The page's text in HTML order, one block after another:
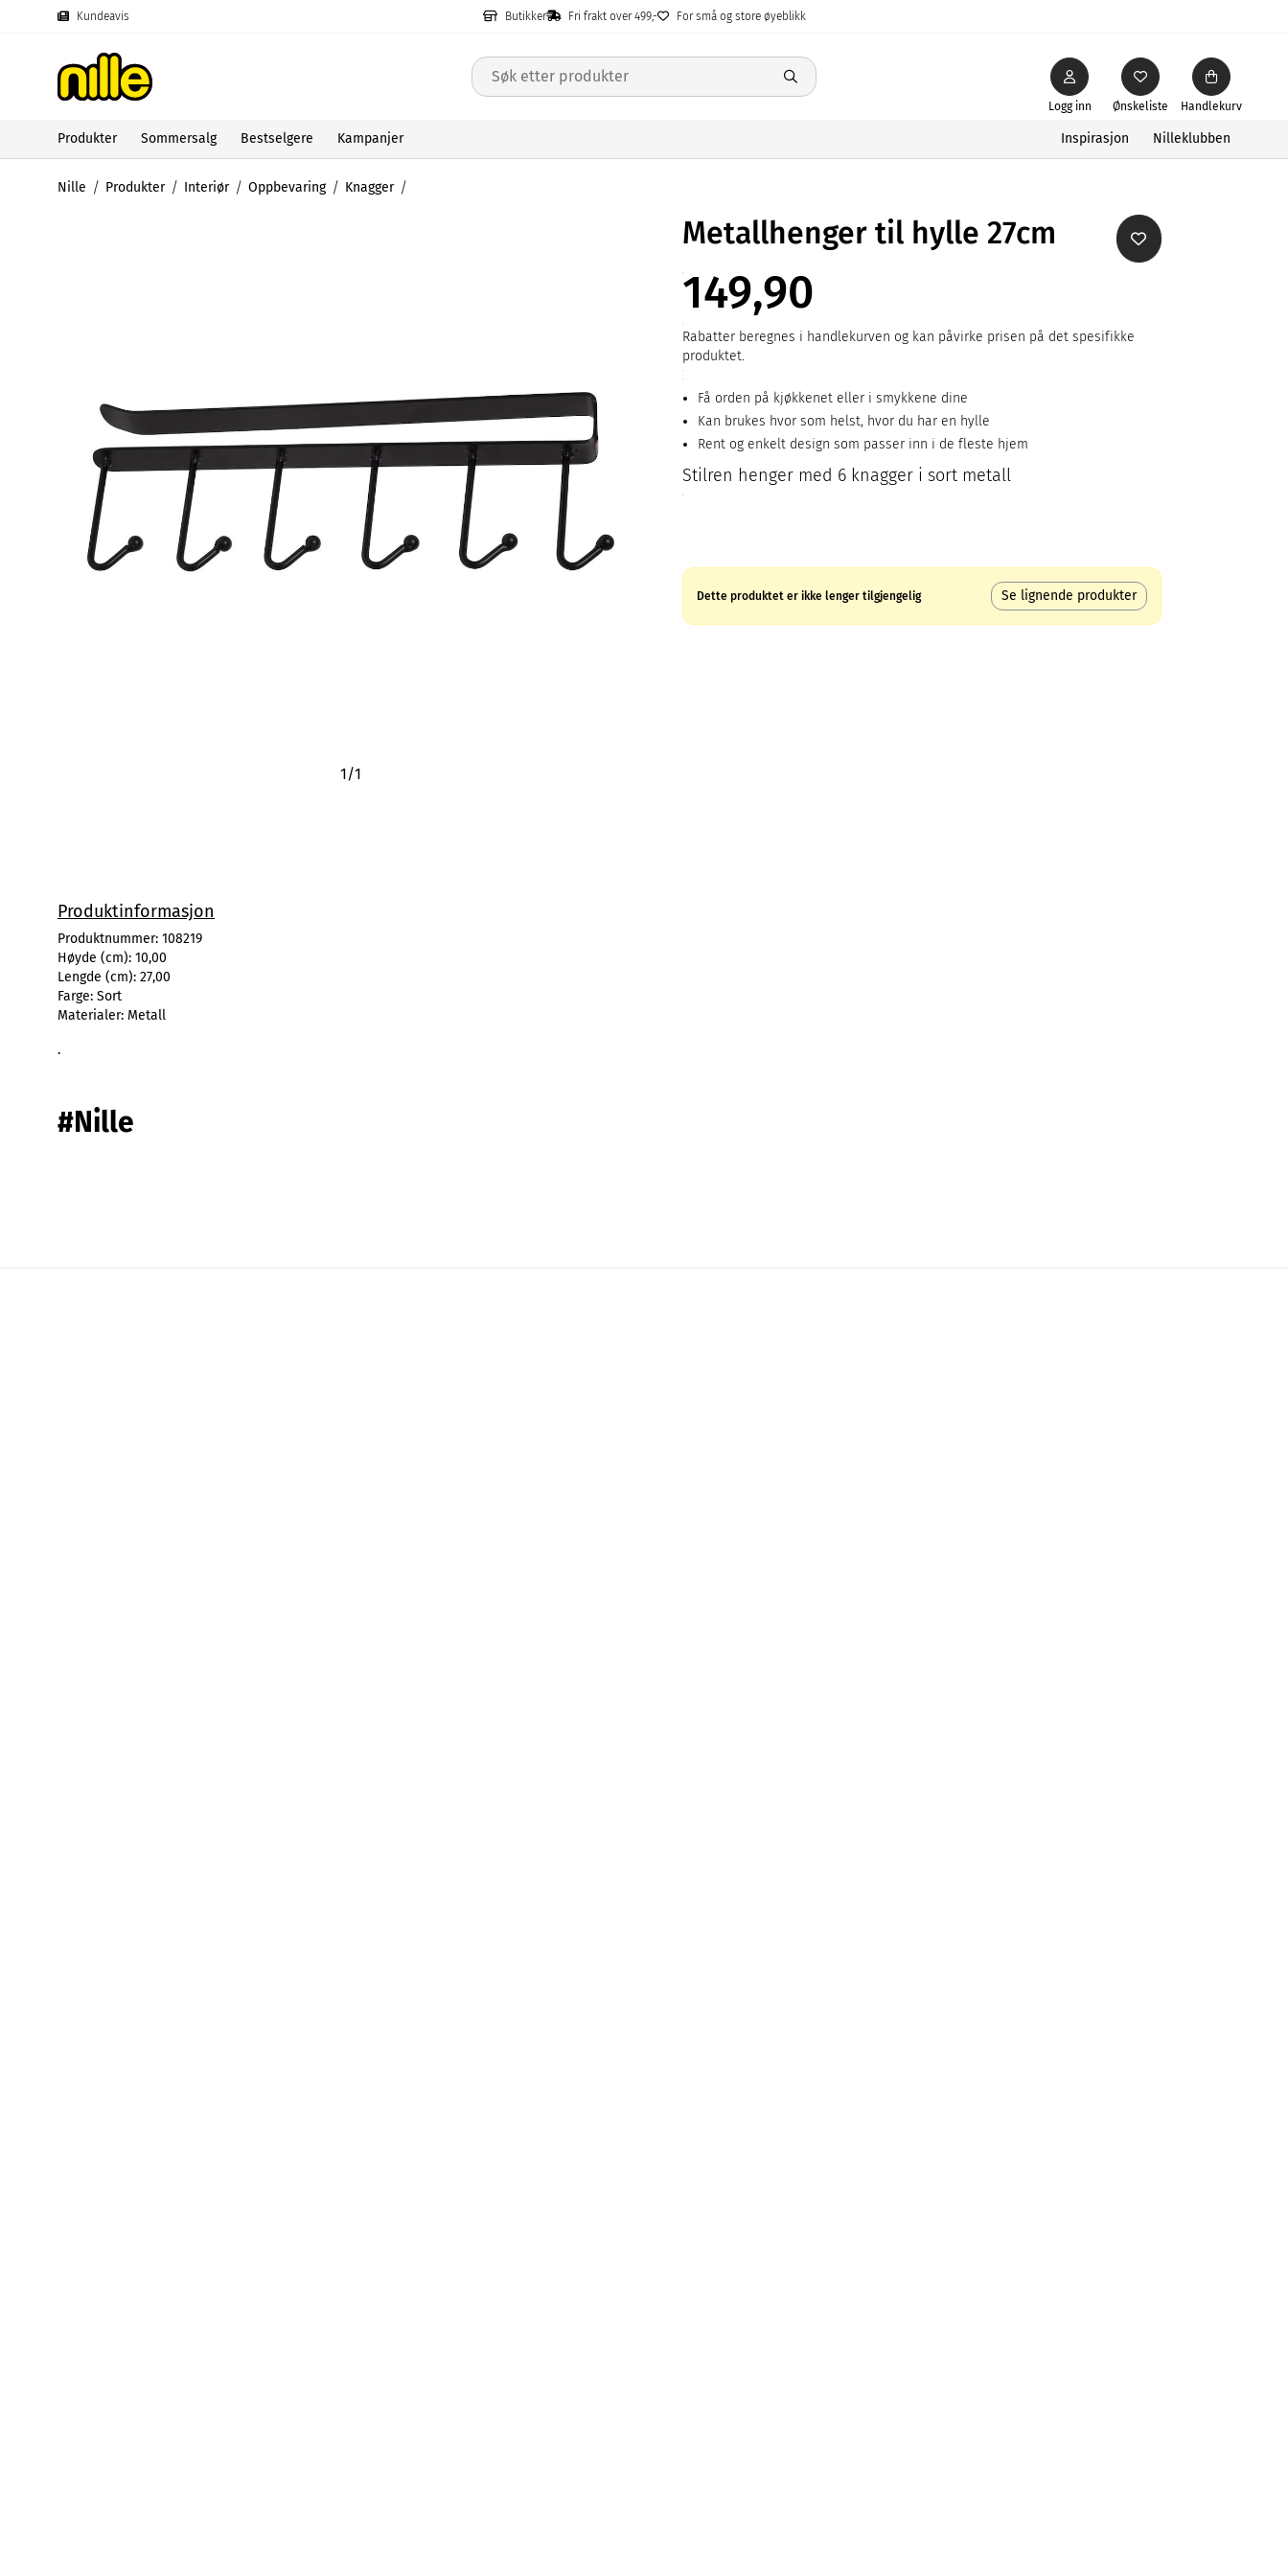
Kundeavis Butikker Fri frakt over 499,- For små og store øyeblikk
Ønskeliste
Logg inn Handlekurv
Produkter Sommersalg Bestselgere Kampanjer Inspirasjon Nilleklubben
Nille Produkter Interiør Oppbevaring Knagger
1/1
Metallhenger til hylle 27cm
149,90
Rabatter beregnes i handlekurven og kan påvirke prisen på det spesifikke
produktet.
Få orden på kjøkkenet eller i smykkene dine
Kan brukes hvor som helst, hvor du har en hylle
Rent og enkelt design som passer inn i de fleste hjem
Stilren henger med 6 knagger i sort metall
Dette produktet er ikke lenger tilgjengelig Se lignende produkter
Produktinformasjon
Produktnummer: 108219
Høyde (cm): 10,00
Lengde (cm): 27,00
Farge: Sort
Materialer: Metall
.
#Nille